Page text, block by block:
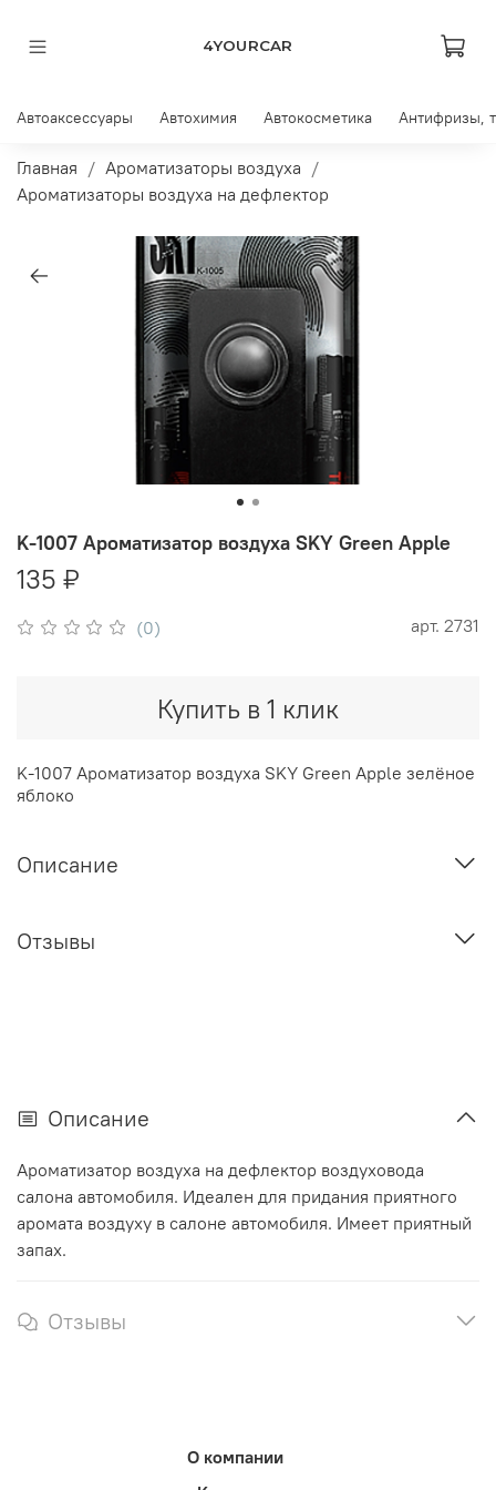
4YOURCAR
Автоаксессуары Автохимия Автокосметика Антифризы,
Главная
Ароматизаторы воздуха
Ароматизаторы воздуха на дефлектор
(0) арт. 2731
K-1007 Ароматизатор воздуха SKY Green Apple
135 ₽
Купить в 1 клик
K-1007 Ароматизатор воздуха SKY Green Apple зелёное
яблоко
Описание
Отзывы
Описание
Ароматизатор воздуха на дефлектор воздуховода
салона автомобиля. Идеален для придания приятного
аромата воздуху в салоне автомобиля. Имеет приятный
запах.
Отзывы
О компании